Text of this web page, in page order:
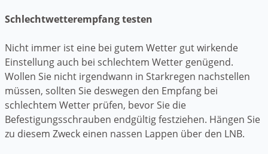
Schlechtwetterempfang testen
Nicht immer ist eine bei gutem Wetter gut wirkende
Einstellung auch bei schlechtem Wetter genügend.
Wollen Sie nicht irgendwann in Starkregen nachstellen
müssen, sollten Sie deswegen den Empfang bei
schlechtem Wetter prüfen, bevor Sie die
Befestigungsschrauben endgültig festziehen. Hängen Sie
zu diesem Zweck einen nassen Lappen über den LNB.